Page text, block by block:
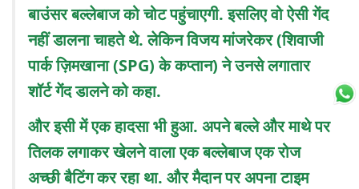
बाउंसर बल्लेबाज को चोट पहुंचाएगी. इसलिए वो ऐसी गेंद
नहीं डालना चाहते थे. लेकिन विजय मांजरेकर (शिवाजी
पार्क ज़िमखाना (SPG) के कप्तान) ने उनसे लगातार
शॉर्ट गेंद डालने को कहा.
और इसी में एक हादसा भी हुआ. अपने बल्ले और माथे पर
तिलक लगाकर खेलने वाला एक बल्लेबाज एक रोज
अच्छी बैटिंग कर रहा था. और मैदान पर अपना टाइम